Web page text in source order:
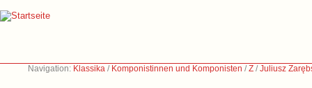
Navigation: Klassika / Komponistinnen und Komponisten /Z /Juliusz